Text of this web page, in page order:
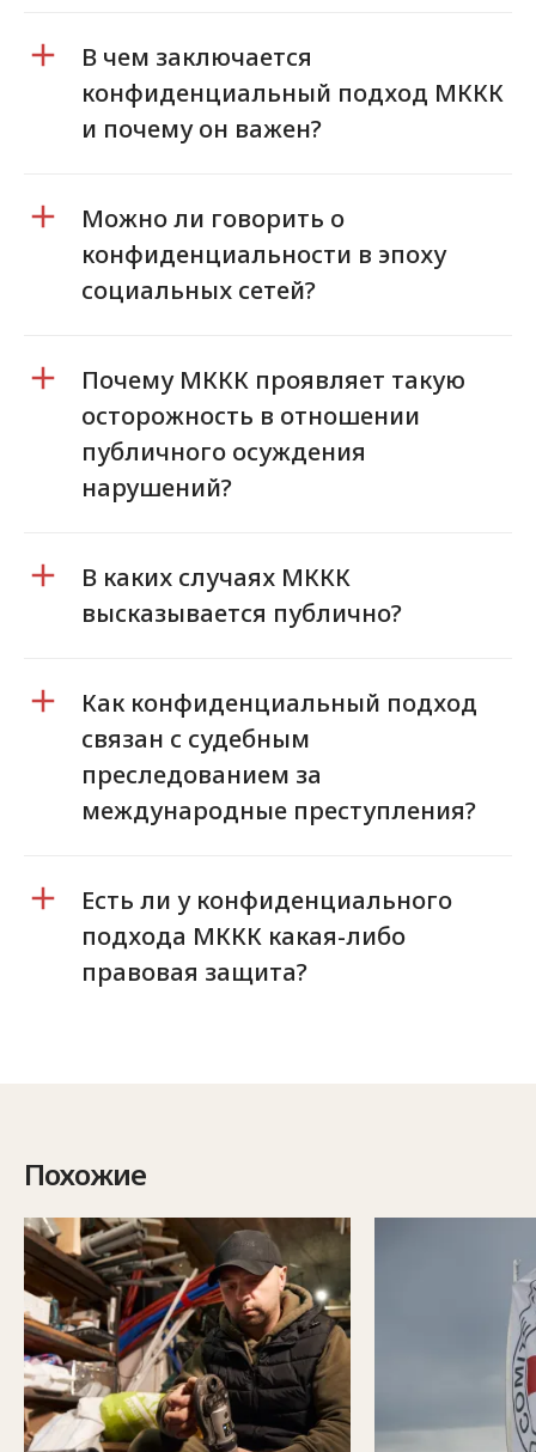
В чем заключается
конфиденциальный подход МККК
и почему он важен?
Можно ли говорить о
конфиденциальности в эпоху
социальных сетей?
Почему МККК проявляет такую
осторожность в отношении
публичного осуждения
нарушений?
В каких случаях МККК
высказывается публично?
Как конфиденциальный подход
связан с судебным
преследованием за
международные преступления?
Есть ли у конфиденциального
подхода МККК какая-либо
правовая защита?
Похожие